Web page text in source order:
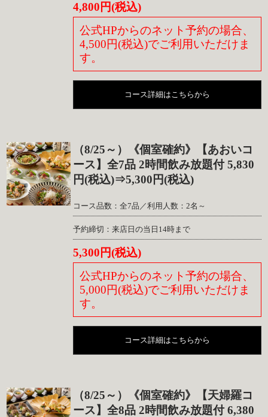
4,800円(税込)
公式HPからのネット予約の場合、
4,500円(税込)でご利用いただけま
す。
コース詳細はこちらから
（8/25～）《個室確約》【あおいコ
ース】全7品 2時間飲み放題付 5,830
円(税込)⇒5,300円(税込)
コース品数：全7品／利用人数：2名～
予約締切：来店日の当日14時まで
5,300円(税込)
公式HPからのネット予約の場合、
5,000円(税込)でご利用いただけま
す。
コース詳細はこちらから
（8/25～）《個室確約》【天婦羅コ
ース】全8品 2時間飲み放題付 6,380